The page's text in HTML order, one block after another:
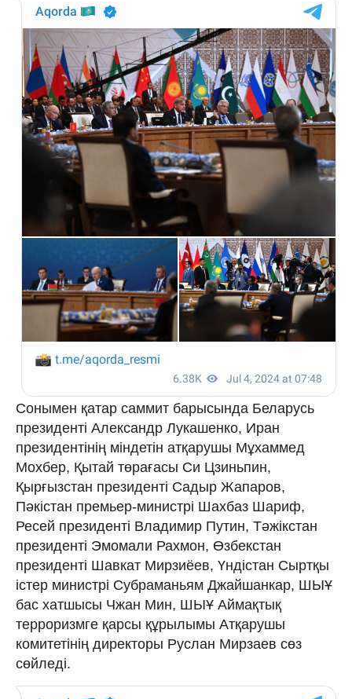
Сонымен қатар саммит барысында Беларусь
президенті Александр Лукашенко, Иран
президентінің міндетін атқарушы Мұхаммед
Мохбер, Қытай төрағасы Си Цзиньпин,
Қырғызстан президенті Садыр Жапаров,
Пәкістан премьер-министрі Шахбаз Шариф,
Ресей президенті Владимир Путин, Тәжікстан
президенті Эмомали Рахмон, Өзбекстан
президенті Шавкат Мирзиёев, Үндістан Сыртқы
істер министрі Субраманьям Джайшанкар, ШЫҰ
бас хатшысы Чжан Мин, ШЫҰ Аймақтық
терроризмге қарсы құрылымы Атқарушы
комитетінің директоры Руслан Мирзаев сөз
сөйледі.